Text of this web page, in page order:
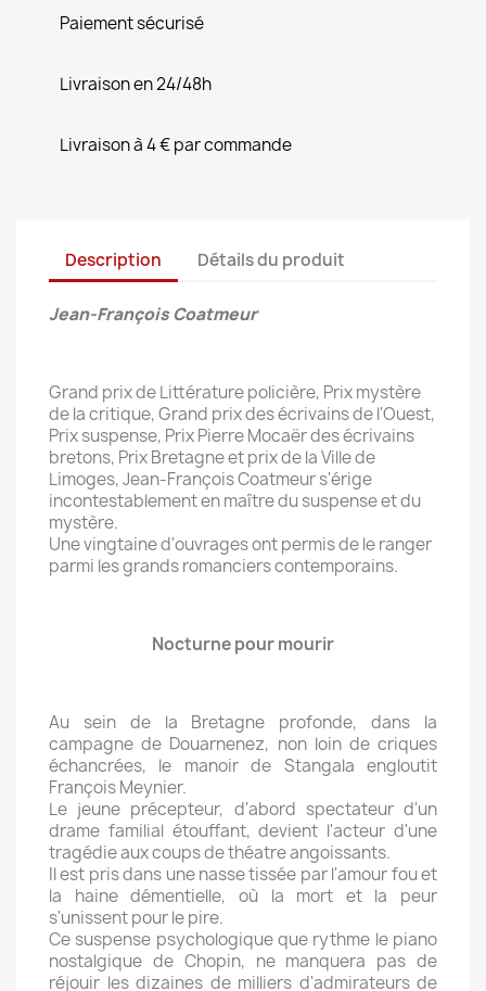
Paiement sécurisé
Livraison en 24/48h
Livraison à 4 € par commande
Description Détails du produit
Jean-François Coatmeur
Grand prix de Littérature policière, Prix mystère
de la critique, Grand prix des écrivains de l'Ouest,
Prix suspense, Prix Pierre Mocaër des écrivains
bretons, Prix Bretagne et prix de la Ville de
Limoges, Jean-François Coatmeur s'érige
incontestablement en maître du suspense et du
mystère.
Une vingtaine d'ouvrages ont permis de le ranger
parmi les grands romanciers contemporains.
Nocturne pour mourir
Au sein de la Bretagne profonde, dans la
campagne de Douarnenez, non loin de criques
échancrées, le manoir de Stangala engloutit
François Meynier.
Le jeune précepteur, d'abord spectateur d'un
drame familial étouffant, devient l'acteur d'une
tragédie aux coups de théatre angoissants.
Il est pris dans une nasse tissée par l'amour fou et
la haine démentielle, où la mort et la peur
s'unissent pour le pire.
Ce suspense psychologique que rythme le piano
nostalgique de Chopin, ne manquera pas de
réjouir les dizaines de milliers d'admirateurs de